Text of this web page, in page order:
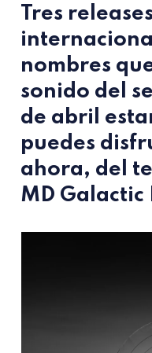
Tres
nombres
sonido del
de abril
puedes
ahora, del
MD Galactic